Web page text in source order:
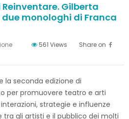
Reinventare. Gilberta
monologhi di Franca
561 Views Share on
la seconda edizione di
per promuovere teatro e arti
strategie e influenze
gli artisti e il pubblico dei molti